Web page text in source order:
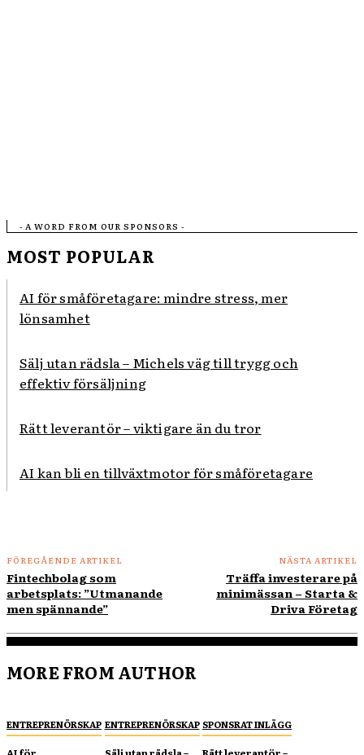
- A WORD FROM OUR SPONSORS -
MOST POPULAR
AI för småföretagare: mindre stress, mer
lönsamhet
Sälj utan rädsla – Michels väg till trygg och
effektiv försäljning
Rätt leverantör – viktigare än du tror
AI kan bli en tillväxtmotor för småföretagare
FÖREGÅENDE ARTIKEL
Fintechbolag som
arbetsplats: ”Utmanande
men spännande”
NÄSTA ARTIKEL
Träffa investerare på
minimässan – Starta &
Driva Företag
MORE FROM AUTHOR
ENTREPRENÖRSKAP ENTREPRENÖRSKAP SPONSRAT INLÄGG